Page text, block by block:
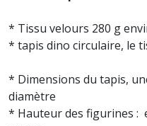
* Tissu velours 280 g
* tapis dino circulaire, le
* Dimensions du tapis,
diamètre
* Hauteur des figurines :